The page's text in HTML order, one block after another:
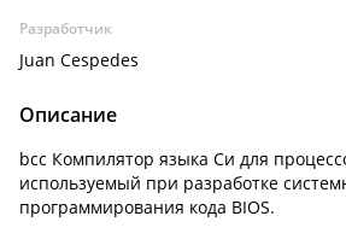
Разработчик
Juan Cespedes
Описание
bcc Компилятор языка Си для
используемый при разработке
программирования кода BIOS.